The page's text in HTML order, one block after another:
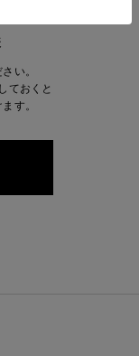
い。
ておくと
す。